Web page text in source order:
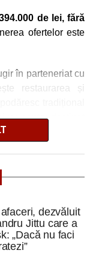
de lei, fără
ofertelor este
în parteneriat cu
restaurarea și
un centru destinat
nr. 172 din
de metri pătrați,
dezvăluit
Jittu care a
„Dacă nu faci